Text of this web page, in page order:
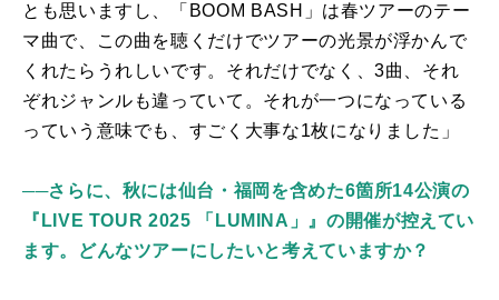
とも思いますし、「 BOOM BASH 」は春ツアーのテー
マ曲で、この曲を聴くだけでツアーの光景が浮かんで
くれたらうれしいです。それだけでなく、3曲、それ
ぞれジャンルも違っていて。それが一つになっている
っていう意味でも、すごく大事な1枚になりました」
──さらに、秋には仙台・福岡を含めた6箇所14公演の
『LIVE TOUR 2025 「LUMINA」』の開催が控えてい
ます。どんなツアーにしたいと考えていますか？